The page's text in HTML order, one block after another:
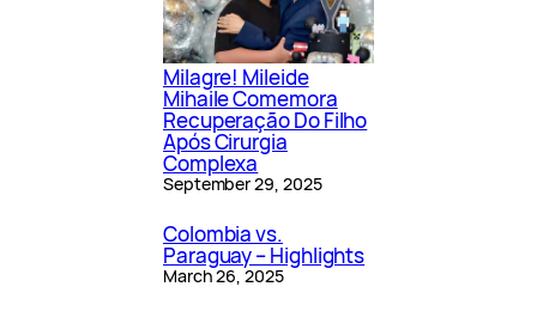
Milagre! Mileide
Mihaile Comemora
Recuperação Do Filho
Após Cirurgia
Complexa
September 29, 2025
Colombia vs.
Paraguay – Highlights
March 26, 2025